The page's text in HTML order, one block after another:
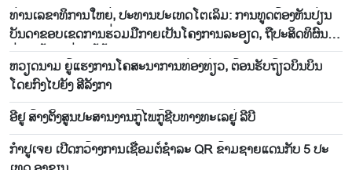
ທ່ານ​ເລ​ຂາ​ທິ​ການ​ໃຫຍ່, ປະ​ທານ​ປະ​ເທດ​ໂຕ​ເລິມ: ການ​ທູດ​ຕ້ອງ​ຫັນ​ປ່ຽນ​
ບັນ​ດາ​ຂອບ​ເຂດ​ການ​ຮ່ວມ​ມື​ກາຍ​ເປັນ​ໂຄງ​ການ​ລະ​ອຽດ​, ຖື​ປະ​ສິດ​ທິ​ຜົນ​
ຢ່າງ​ແທ້​ຈິງ​ແມ່ນ​ໄມ້ຫຼ້າ​ວັດ​ແທກ
ຫວຽດ​ນາມ ຍູ້​ແຮງ​ການ​ໂຄ​ສະ​ນາ​ການ​ທ່ອງ​ທ່ຽວ, ຕ້ອນ​ຮັບ​ຖ້ຽວ​ບິນ​ບິນ​
ໂດຍ​ກົງ​ໄປ​ຍັງ ສີ​ລັງ​ກາ
ອີ​ຢູ ສ້າງ​ຕັ້ງ​ສູນ​ປະ​ສານ​ງານ​ກູ້​ໄພ​ກູ້​ຊີບ​ທາງ​ທະ​ເລ​ຢູ່ ລີ​ບີ
ກຳ​ປູ​ເຈຍ ​ເປີດກວ້າງ​ການ​ເຊື່ອມ​ຕໍ່​ຊຳ​ລະ QR ຂ້າມ​ຊາຍ​ແດນ​ກັບ 5 ປະ​